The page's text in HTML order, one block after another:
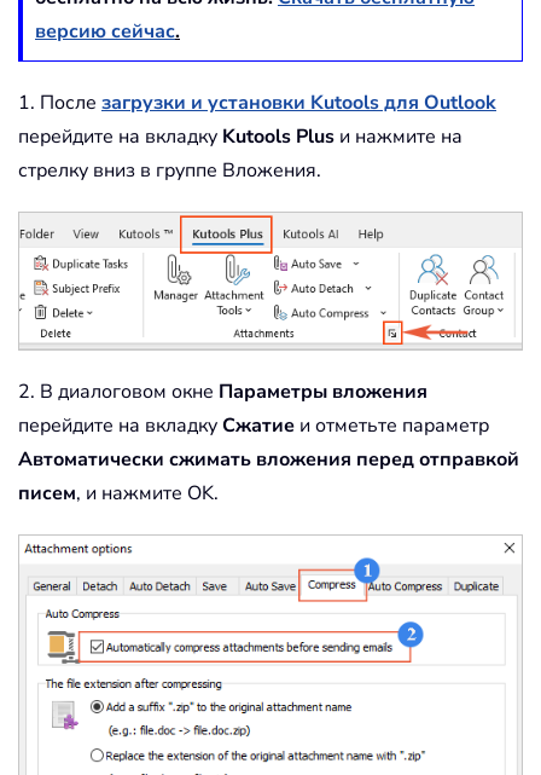
версию сейчас.
1. После загрузки и установки Kutools для Outlook
перейдите на вкладку Kutools Plus и нажмите на
стрелку вниз в группе Вложения.
2. В диалоговом окне Параметры вложения
перейдите на вкладкуСжатие и отметьте параметр
Автоматически сжимать вложения перед отправкой
писем, и нажмите OK.